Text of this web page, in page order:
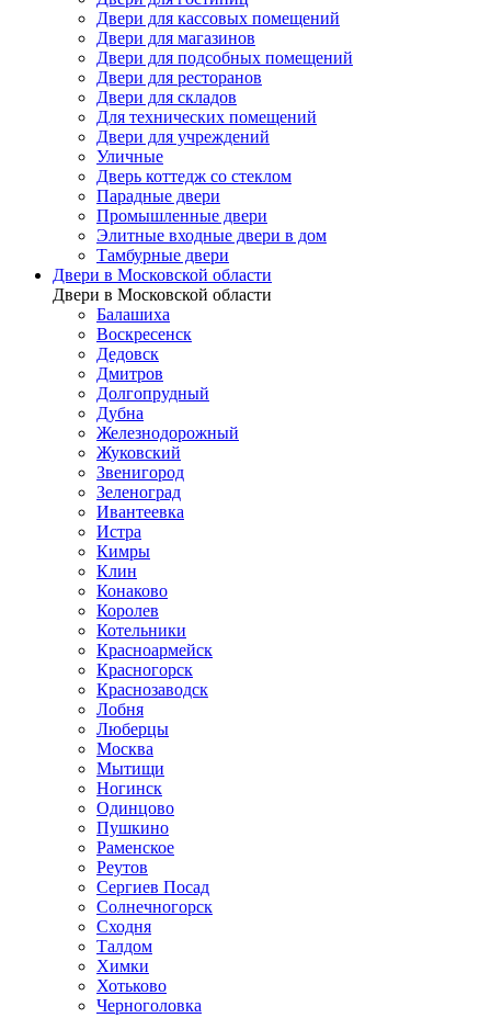
Двери для кассовых помещений
Двери для магазинов
Двери для подсобных помещений
Двери для ресторанов
Двери для складов
Для технических помещений
Двери для учреждений
Уличные
Дверь коттедж со стеклом
Парадные двери
Промышленные двери
Элитные входные двери в дом
Тамбурные двери
Двери в Московской области
Двери в Московской области
Балашиха
Воскресенск
Дедовск
Дмитров
Долгопрудный
Дубна
Железнодорожный
Жуковский
Звенигород
Зеленоград
Ивантеевка
Истра
Кимры
Клин
Конаково
Королев
Котельники
Красноармейск
Красногорск
Краснозаводск
Лобня
Люберцы
Москва
Мытищи
Ногинск
Одинцово
Пушкино
Раменское
Реутов
Сергиев Посад
Солнечногорск
Сходня
Талдом
Химки
Хотьково
Черноголовка